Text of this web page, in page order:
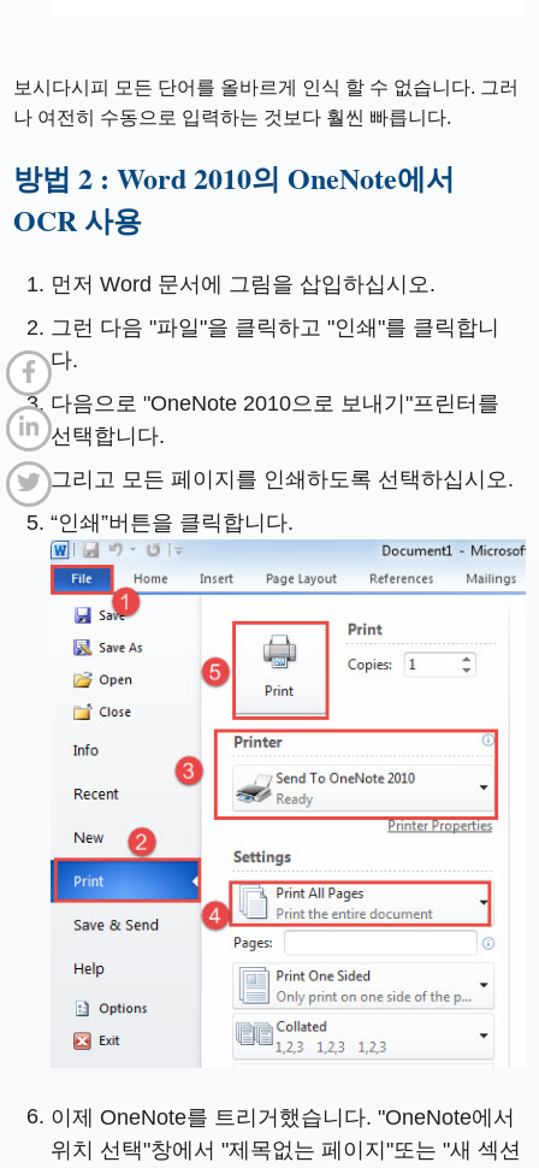
보시다시피 모든 단어를 올바르게 인식 할 수 없습니다. 그러
나 여전히 수동으로 입력하는 것보다 훨씬 빠릅니다.
방법 2 : Word 2010의 OneNote에서
OCR 사용
먼저 Word 문서에 그림을 삽입하십시오.
그런 다음 "파일"을 클릭하고 "인쇄"를 클릭합니
다.
다음으로 "OneNote 2010으로 보내기"프린터를
선택합니다.
그리고 모든 페이지를 인쇄하도록 선택하십시오.
“인쇄”버튼을 클릭합니다.
이제 OneNote를 트리거했습니다. "OneNote에서
위치 선택"창에서 "제목없는 페이지"또는 "새 섹션